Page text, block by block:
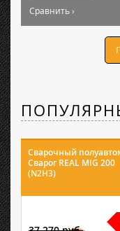
Сравнить ›
Сварочный
Сварог REAL MIG 200
(N2H3)